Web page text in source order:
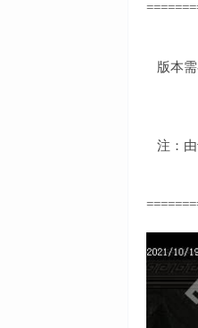
版本需
注：由